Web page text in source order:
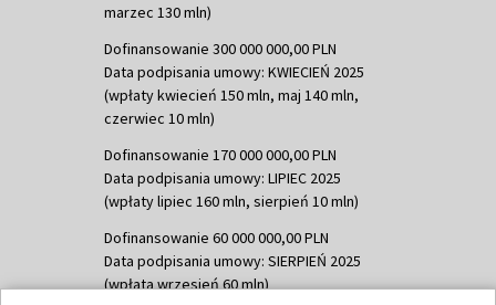
marzec 130 mln)
Dofinansowanie 300 000 000,00 PLN
Data podpisania umowy: KWIECIEŃ 2025
(wpłaty kwiecień 150 mln, maj 140 mln,
czerwiec 10 mln)
Dofinansowanie 170 000 000,00 PLN
Data podpisania umowy: LIPIEC 2025
(wpłaty lipiec 160 mln, sierpień 10 mln)
Dofinansowanie 60 000 000,00 PLN
Data podpisania umowy: SIERPIEŃ 2025
(wpłata wrzesień 60 mln)